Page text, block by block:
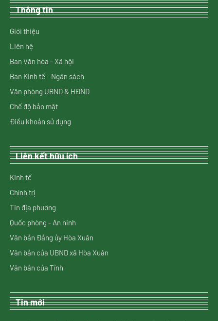
Thông tin
Giới thiệu
Liên hệ
Ban Văn hóa - Xã hội
Ban Kinh tế - Ngân sách
Văn phòng UBND & HĐND
Chế độ bảo mật
Điều khoản sử dụng
Liên kết hữu ích
Kinh tế
Chính trị
Tin địa phương
Quốc phòng - An ninh
Văn bản Đảng ủy Hòa Xuân
Văn bản của UBND xã Hòa Xuân
Văn bản của Tỉnh
Tin mới